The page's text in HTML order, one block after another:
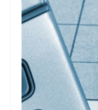
Fale conosco